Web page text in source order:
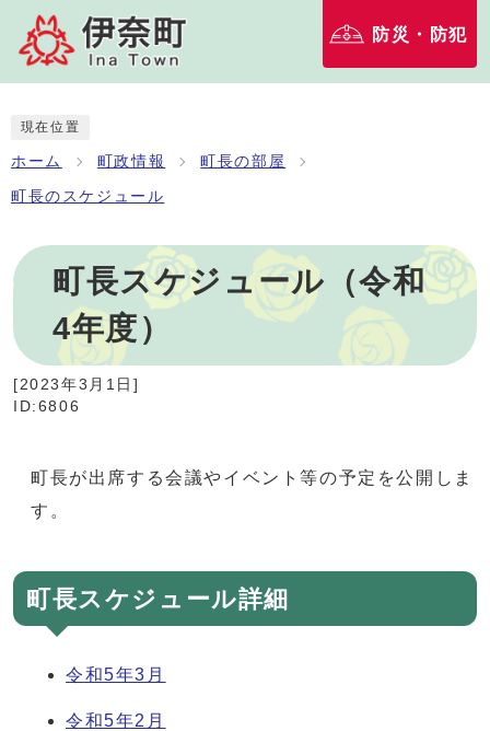
防災・防犯
現在位置
ホーム 町政情報 町長の部屋
町長のスケジュール
町長スケジュール（令和
4年度）
[2023年3月1日]
ID:6806
町長が出席する会議やイベント等の予定を公開しま
す。
町長スケジュール詳細
令和5年3月
令和5年2月